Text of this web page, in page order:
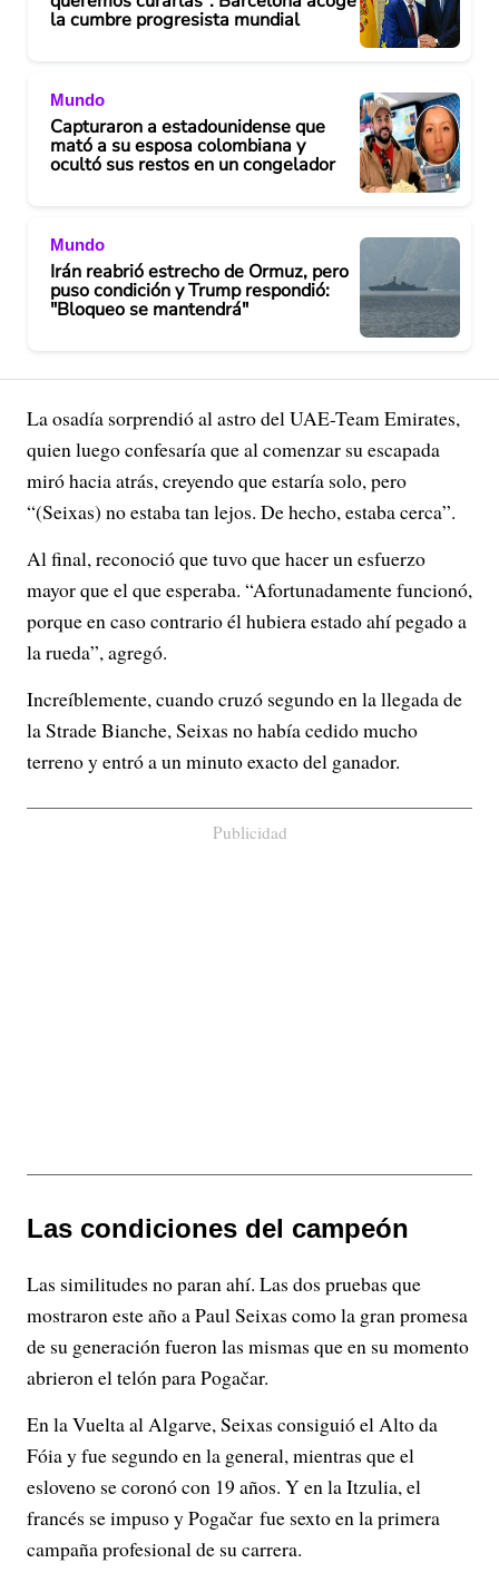
la cumbre progresista mundial
Mundo
Capturaron a estadounidense que
mató a su esposa colombiana y
ocultó sus restos en un congelador
Mundo
Irán reabrió estrecho de Ormuz, pero
puso condición y Trump respondió:
"Bloqueo se mantendrá"
La osadía sorprendió al astro del UAE-Team Emirates,
quien luego confesaría que al comenzar su escapada
miró hacia atrás, creyendo que estaría solo, pero
“(Seixas) no estaba tan lejos. De hecho, estaba cerca”.
Al final, reconoció que tuvo que hacer un esfuerzo
mayor que el que esperaba. “Afortunadamente funcionó,
porque en caso contrario él hubiera estado ahí pegado a
la rueda”, agregó.
Increíblemente, cuando cruzó segundo en la llegada de
la Strade Bianche, Seixas no había cedido mucho
terreno y entró a un minuto exacto del ganador.
Publicidad
Las condiciones del campeón
Las similitudes no paran ahí. Las dos pruebas que
mostraron este año a Paul Seixas como la gran promesa
de su generación fueron las mismas que en su momento
abrieron el telón para Pogačar.
En la Vuelta al Algarve, Seixas consiguió el Alto da
Fóia y fue segundo en la general, mientras que el
esloveno se coronó con 19 años. Y en la Itzulia, el
francés se impuso y Pogačar fue sexto en la primera
campaña profesional de su carrera.